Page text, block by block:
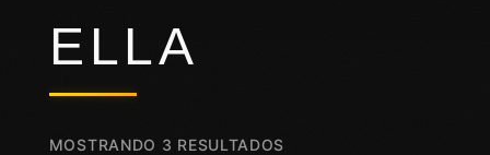
ELLA
MOSTRANDO 3 RESULTADOS